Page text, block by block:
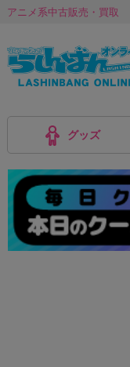
アニメ系中古販売・買取
グッズ